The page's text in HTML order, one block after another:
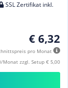
SSL Zertifikat inkl.
€ 6,32
pro Monat
Monat zzgl. Setup € 5,00